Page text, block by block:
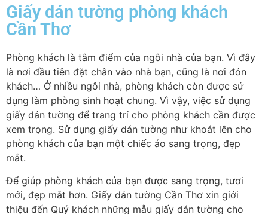
Giấy dán tường phòng khách
Cần Thơ
Phòng khách là tâm điểm của ngôi nhà của bạn. Vì đây
là nơi đầu tiên đặt chân vào nhà bạn, cũng là nơi đón
khách… Ở nhiều ngôi nhà, phòng khách còn được sử
dụng làm phòng sinh hoạt chung. Vì vậy, việc sử dụng
giấy dán tường để trang trí cho phòng khách cần được
xem trọng. Sử dụng giấy dán tường như khoát lên cho
phòng khách của bạn một chiếc áo sang trọng, đẹp
mắt.
Để giúp phòng khách của bạn được sang trọng, tươi
mới, đẹp mắt hơn. Giấy dán tường Cần Thơ xin giới
thiệu đến Quý khách những mẫu giấy dán tường cho